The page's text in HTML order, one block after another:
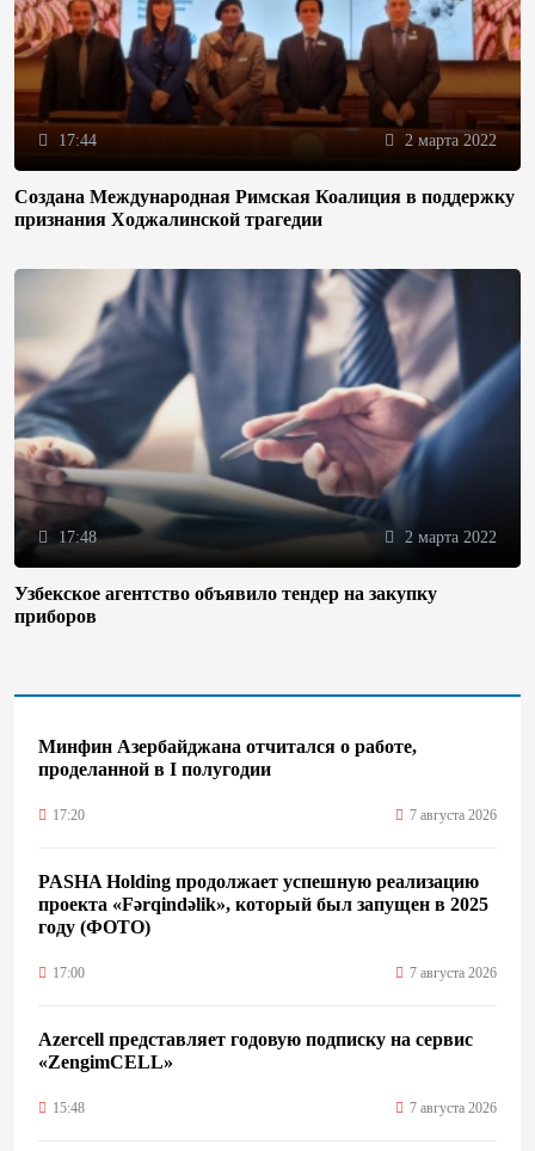
17:44 2 марта 2022
Создана Международная Римская Коалиция в поддержку
признания Ходжалинской трагедии
17:48 2 марта 2022
Узбекское агентство объявило тендер на закупку
приборов
Минфин Азербайджана отчитался о работе,
проделанной в I полугодии
17:20 7 августа 2026
PASHA Holding продолжает успешную реализацию
проекта «Fərqindəlik», который был запущен в 2025
году (ФОТО)
17:00 7 августа 2026
Azercell представляет годовую подписку на сервис
«ZengimCELL»
15:48 7 августа 2026